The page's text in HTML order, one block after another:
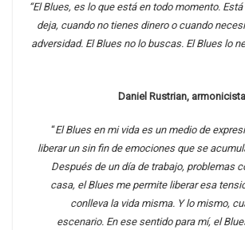
“El Blues, es lo que está en todo momento.
deja, cuando no tienes dinero o cuando
adversidad. El Blues no lo buscas. El Blues lo
Daniel Rustrian,
“El Blues en mi vida es un medio de
liberar un sin fin de emociones que se
Después de un día de trabajo, problemas
casa, el Blues me permite liberar esa
conlleva la vida misma. Y lo mismo,
escenario. En ese sentido para mí, el